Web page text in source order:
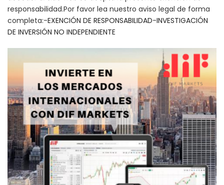
responsabilidad.Por favor lea nuestro aviso legal de forma
completa:-EXENCIÓN DE RESPONSABILIDAD-INVESTIGACIÓN
DE INVERSIÓN NO INDEPENDIENTE